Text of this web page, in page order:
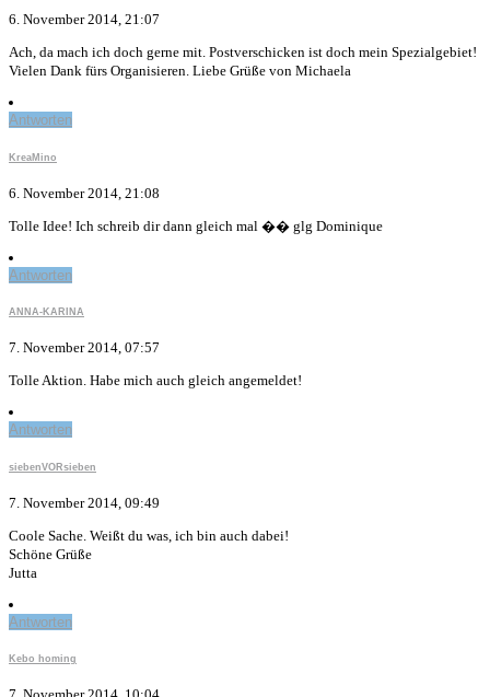
6. November 2014, 21:07
Ach, da mach ich doch gerne mit. Postverschicken ist doch mein Spezialgebiet!
Vielen Dank fürs Organisieren. Liebe Grüße von Michaela
Antworten
KreaMino
6. November 2014, 21:08
Tolle Idee! Ich schreib dir dann gleich mal �� glg Dominique
Antworten
ANNA-KARINA
7. November 2014, 07:57
Tolle Aktion. Habe mich auch gleich angemeldet!
Antworten
siebenVORsieben
7. November 2014, 09:49
Coole Sache. Weißt du was, ich bin auch dabei!
Schöne Grüße
Jutta
Antworten
Kebo homing